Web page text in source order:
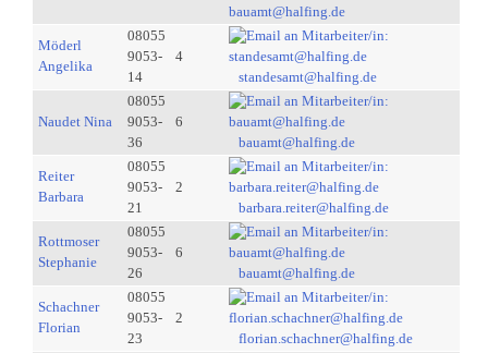
bauamt@halfing.de
Möderl
Angelika
08055
9053-
14
4
standesamt@halfing.de
Naudet Nina
08055
9053-
36
6
bauamt@halfing.de
Reiter
Barbara
08055
9053-
21
2
barbara.reiter@halfing.de
Rottmoser
Stephanie
08055
9053-
26
6
bauamt@halfing.de
Schachner
Florian
08055
9053-
23
2
florian.schachner@halfing.de